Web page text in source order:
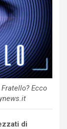
Ecco
di